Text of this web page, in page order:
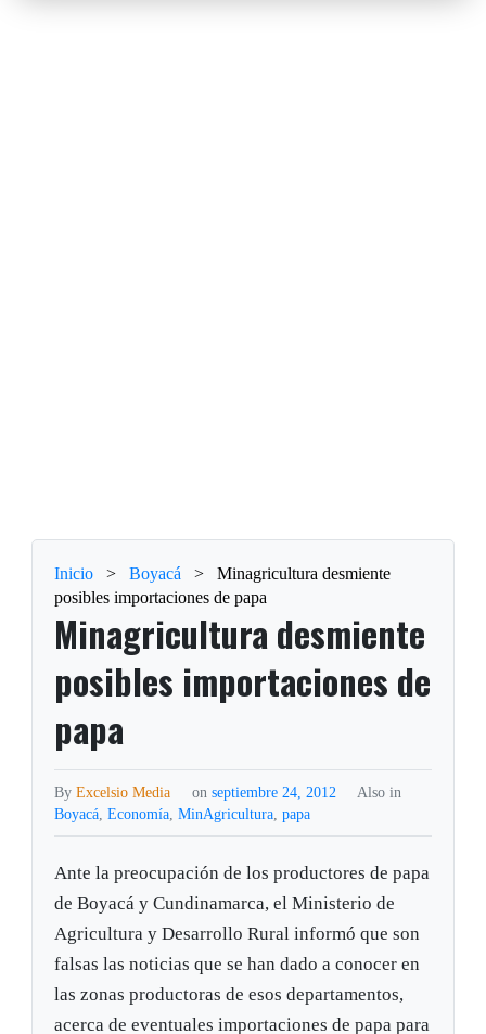
Inicio > Boyacá >
Minagricultura desmiente
posibles importaciones de papa
Minagricultura desmiente
posibles importaciones de
papa
ByExcelsio Media on septiembre 24, 2012
Also in
Boyacá,Economía,MinAgricultura,papa
Ante la preocupación de los productores de papa
de Boyacá y Cundinamarca, el Ministerio de
Agricultura y Desarrollo Rural informó que son
falsas las noticias que se han dado a conocer en
las zonas productoras de esos departamentos,
acerca de eventuales importaciones de papa para